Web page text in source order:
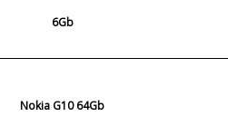
6Gb
Nokia G10 64Gb